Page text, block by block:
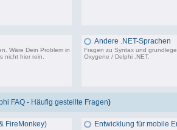
Wäre Dein Problem in
nicht hier rein.
Andere .NET-Sprachen
Fragen zu Syntax und
Oxygene / Delphi .NET.
FAQ - Häufig gestellte Fragen)
FireMonkey) Entwicklung für mobile